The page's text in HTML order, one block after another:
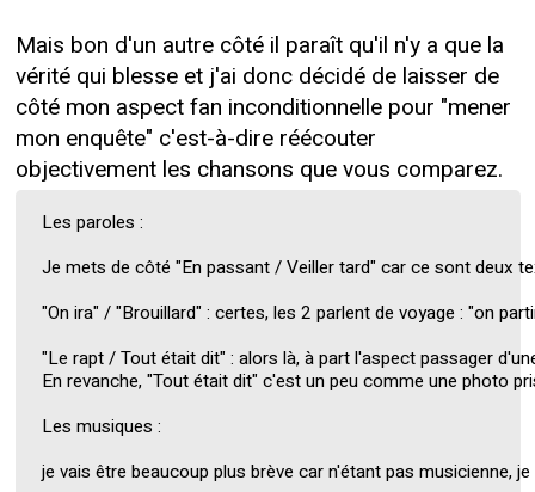
Mais bon d'un autre côté il paraît qu'il n'y a que la
vérité qui blesse et j'ai donc décidé de laisser de
côté mon aspect fan inconditionnelle pour "mener
mon enquête" c'est-à-dire réécouter
objectivement les chansons que vous comparez.
Les paroles :
Je mets de côté "En passant / Veiller tard" car ce sont deux
"On ira" / "Brouillard" : certes, les 2 parlent de voyage : "on
"Le rapt / Tout était dit" : alors là, à part l'aspect passager
En revanche, "Tout était dit" c'est un peu comme une photo
Les musiques :
je vais être beaucoup plus brève car n'étant pas musicienne,